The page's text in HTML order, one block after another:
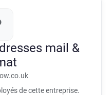
mail &
de cette entreprise.